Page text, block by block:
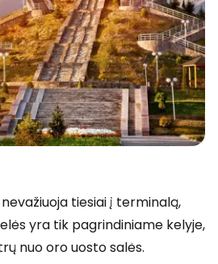
tiesiai į terminalą,
yra tik pagrindiniame kelyje,
nuo oro uosto salės.